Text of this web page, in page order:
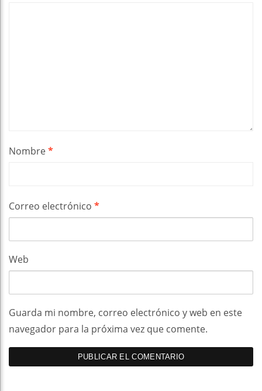
Nombre*
Correo electrónico *
Web
Guarda mi nombre, correo electrónico y web en este
navegador para la próxima vez que comente.